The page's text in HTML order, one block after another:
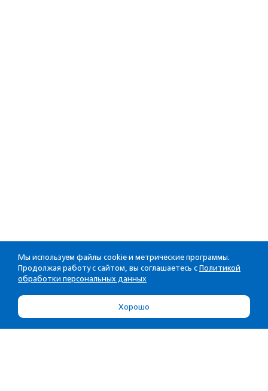
Мы используем файлы cookie и метрические программы.
Продолжая работу с сайтом, вы соглашаетесь с Политикой
обработки персональных данных
Хорошо